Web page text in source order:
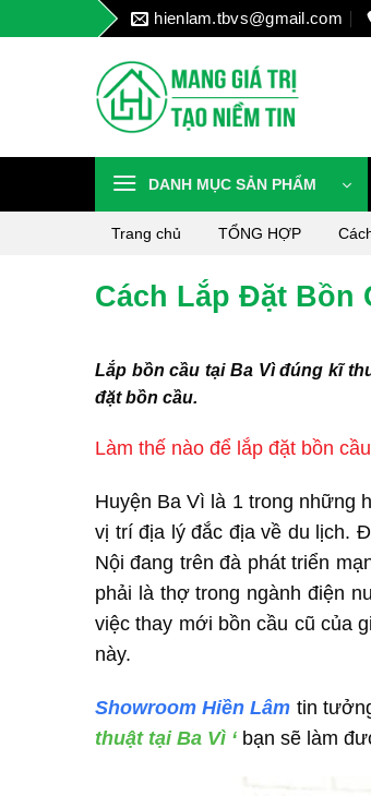
to
hienlam.tbvs@gmail.com
DANH MỤC SẢN PHẨM
Trang chủ TỔNG HỢP
Cách Lắp Đặt Bồn
Lắp bồn cầu tại Ba Vì đúng kĩ
đặt bồn cầu.
Làm thế nào để lắp đặt bồn
Huyện Ba Vì là 1 trong những
vị trí địa lý đắc địa về du lịch.
Nội đang trên đà phát triển
phải là thợ trong ngành điện
việc thay mới bồn cầu cũ của
này.
Showroom Hiền Lâm tin
thuật tại Ba Vì ‘ bạn sẽ làm